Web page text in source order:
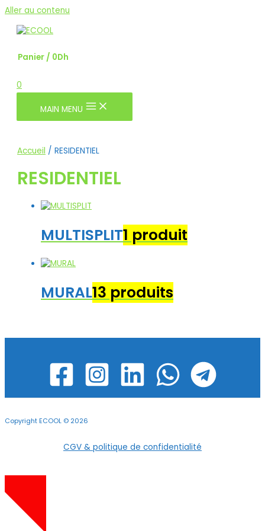
Aller au contenu
Panier / 0Dh
0
MAIN MENU
Accueil / RESIDENTIEL
RESIDENTIEL
MULTISPLIT1 produit
MURAL13 produits
Copyright ECOOL © 2026
CGV & politique de confidentialité